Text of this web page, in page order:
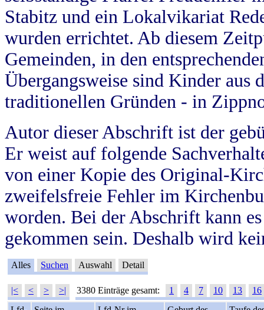
Stabitz und ein Lokalvikariat
wurden errichtet. Ab diesem
Gemeinden, in den
Übergangsweise sind Kinder aus
traditionellen Gründen - in
Autor dieser Abschrift ist der
Er weist auf folgende
von einer Kopie des Original-
zweifelsfreie Fehler im
worden. Bei der Abschrift kann
gekommen sein. Deshalb wird
Alles Suchen Auswahl Detail
|< < > >| 3380 Einträge gesamt: 1 4 7 10 13
16